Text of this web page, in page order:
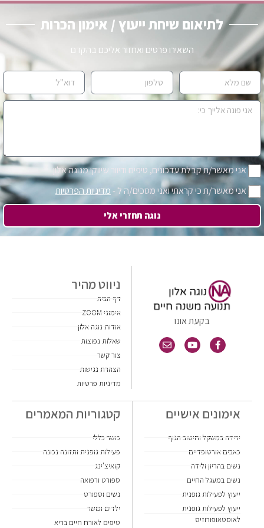
לתיאום שיחת ייעוץ / אימון הכרות
השאירו פרטים ואחזור אליכם בהקדם
אני מאשר/ת קבלת עדכונים, טיפים ודיוור שיווקי מנוגה אלון
אני מאשר/ת כי קראתי ואני מסכים/ה ל -מדיניות הפרטיות
נוגה תחזרי אלי
בקעת אונו
ניווט מהיר
דף הבית
אימוני ZOOM
אודות נוגה אלון
שאלות נפוצות
צור קשר
הצהרת נגישות
מדיניות פרטיות
אימונים אישיים
ירידה במשקל וחיטוב הגוף
כאבים אורטופדיים
נשים בהריון ולידה
נשים במעגל החיים
ייעוץ לפעילות גופנית
ייעוץ לפעילות גופנית
לאוסטאופורוזיס
קטגוריות המאמרים
כושר כללי
פעילות גופנית ותזונה נכונה
קואיצ'ינג
ספורט ורפואה
נשים וספורט
ילדים וכושר
טיפים לאורח חיים בריא